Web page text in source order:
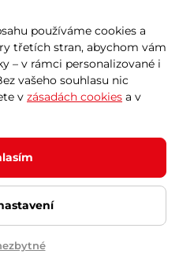
TAYEN R50 P 29" 7.0 -
AKCE
5(2)
i pro náročný terén, lehký
optimální geometrií, centrální …
-11%
Detail
horské elektrokolo
TAYEN R50 P 29" 7.0 -
používáme cookies a
třetích stran, abychom vám
– v rámci personalizované i
vašeho souhlasu nic
v zásadách cookies a v